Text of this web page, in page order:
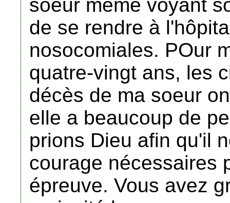
soeur même voyant
de se rendre à
nosocomiales. POur
quatre-vingt ans, les
décès de ma soeur
elle a beaucoup de
prions Dieu afin qu'il
courage nécessaires
épreuve. Vous avez